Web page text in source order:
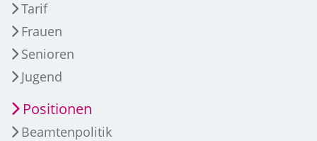
Tarif
Frauen
Senioren
Jugend
Positionen
Beamtenpolitik